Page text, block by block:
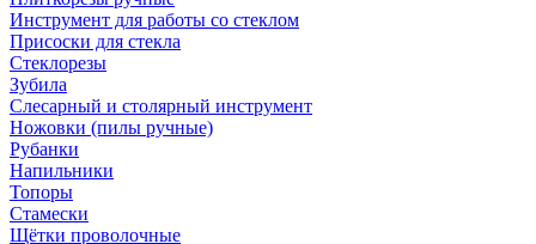
Инструмент для работы со стеклом
Присоски для стекла
Стеклорезы
Зубила
Слесарный и столярный инструмент
Ножовки (пилы ручные)
Рубанки
Напильники
Топоры
Стамески
Щётки проволочные